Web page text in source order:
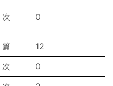
次 0
篇
12
次
0